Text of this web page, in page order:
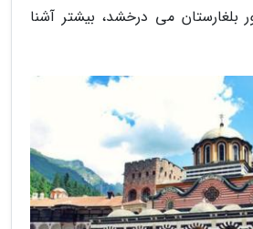
بلغارستان می درخشد، بیشتر آشنا